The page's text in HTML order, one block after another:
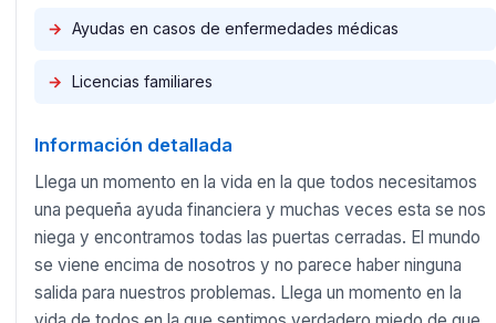
→ Ayudas en casos de enfermedades médicas
→ Licencias familiares
Información detallada
Llega un momento en la vida en la que todos necesitamos
una pequeña ayuda financiera y muchas veces esta se nos
niega y encontramos todas las puertas cerradas. El mundo
se viene encima de nosotros y no parece haber ninguna
salida para nuestros problemas. Llega un momento en la